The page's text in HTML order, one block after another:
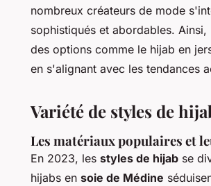
nombreux créateurs de mode
sophistiqués et abordables.
des options comme le hijab en
en s'alignant avec les tendances
Variété de styles de
Les matériaux populaires et
En 2023, les styles de hijab se
hijabs en soie de Médine